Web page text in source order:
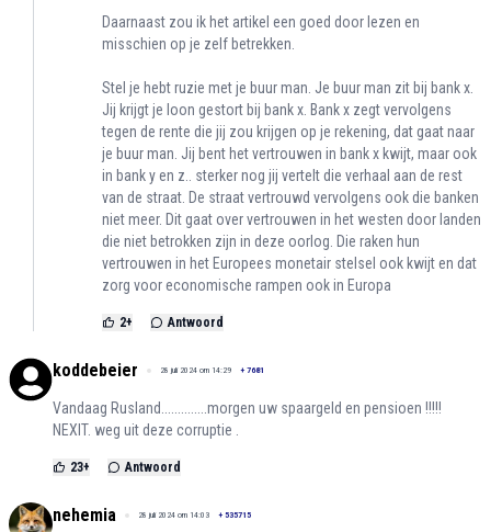
Daarnaast zou ik het artikel een goed door lezen en
misschien op je zelf betrekken.
Stel je hebt ruzie met je buur man. Je buur man zit bij bank x.
Jij krijgt je loon gestort bij bank x. Bank x zegt vervolgens
tegen de rente die jij zou krijgen op je rekening, dat gaat naar
je buur man. Jij bent het vertrouwen in bank x kwijt, maar ook
in bank y en z.. sterker nog jij vertelt die verhaal aan de rest
van de straat. De straat vertrouwd vervolgens ook die banken
niet meer. Dit gaat over vertrouwen in het westen door landen
die niet betrokken zijn in deze oorlog. Die raken hun
vertrouwen in het Europees monetair stelsel ook kwijt en dat
zorg voor economische rampen ook in Europa
2+ Antwoord
koddebeier 28 juli 2024 om 14:29 + 7681
Vandaag Rusland..............morgen uw spaargeld en pensioen !!!!!
NEXIT. weg uit deze corruptie .
23+ Antwoord
nehemia 28 juli 2024 om 14:03 + 535715